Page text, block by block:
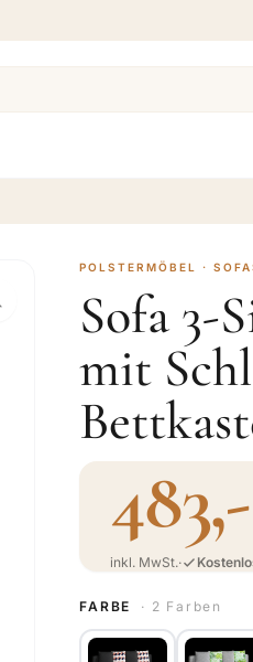
POLSTERMÖBEL ·
Sofa 3-
mit
inkl. MwSt.·
FARBE · 2 Farben